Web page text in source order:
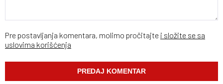
Pre postavljanja komentara, molimo pročitajte i složite se sa
uslovima korišćenja